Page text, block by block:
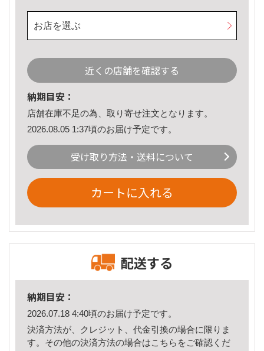
お店を選ぶ
近くの店舗を確認する
納期目安：
店舗在庫不足の為、取り寄せ注文となります。
2026.08.05 1:37頃のお届け予定です。
受け取り方法・送料について
カートに入れる
配送する
納期目安：
2026.07.18 4:40頃のお届け予定です。
決済方法が、クレジット、代金引換の場合に限りま
す。その他の決済方法の場合はこちら をご確認くだ